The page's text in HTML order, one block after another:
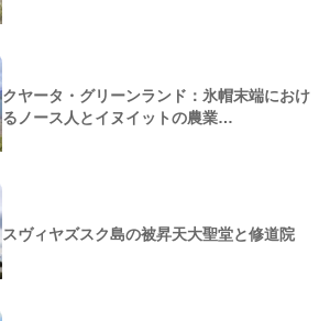
クヤータ・グリーンランド：氷帽末端におけ
るノース人とイヌイットの農業…
スヴィヤズスク島の被昇天大聖堂と修道院